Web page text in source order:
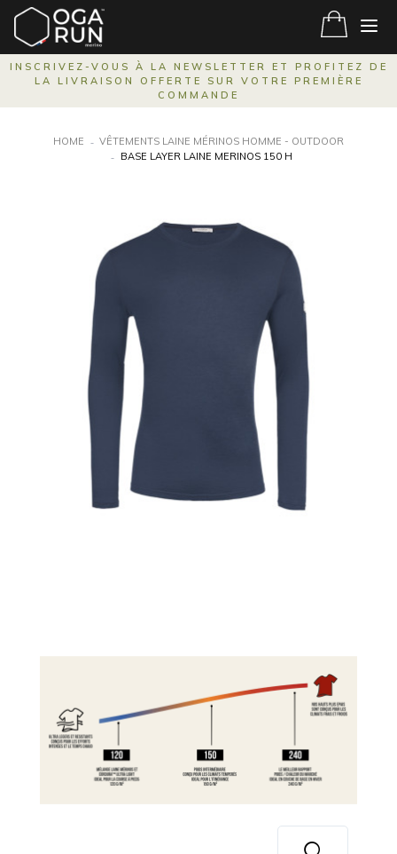
INSCRIVEZ-VOUS À LA NEWSLETTER ET PROFITEZ DE
LA LIVRAISON OFFERTE SUR VOTRE PREMIÈRE
COMMANDE
HOME
VÊTEMENTS LAINE MÉRINOS HOMME - OUTDOOR
BASE LAYER LAINE MERINOS 150 H